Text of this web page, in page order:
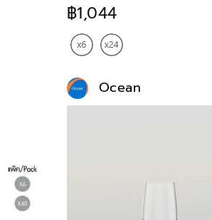
฿1,044
Ocean